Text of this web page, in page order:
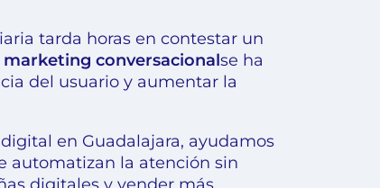
tarda horas en contestar un
marketing conversacionalse ha
del usuario y aumentar la
en Guadalajara, ayudamos
automatizan la atención sin